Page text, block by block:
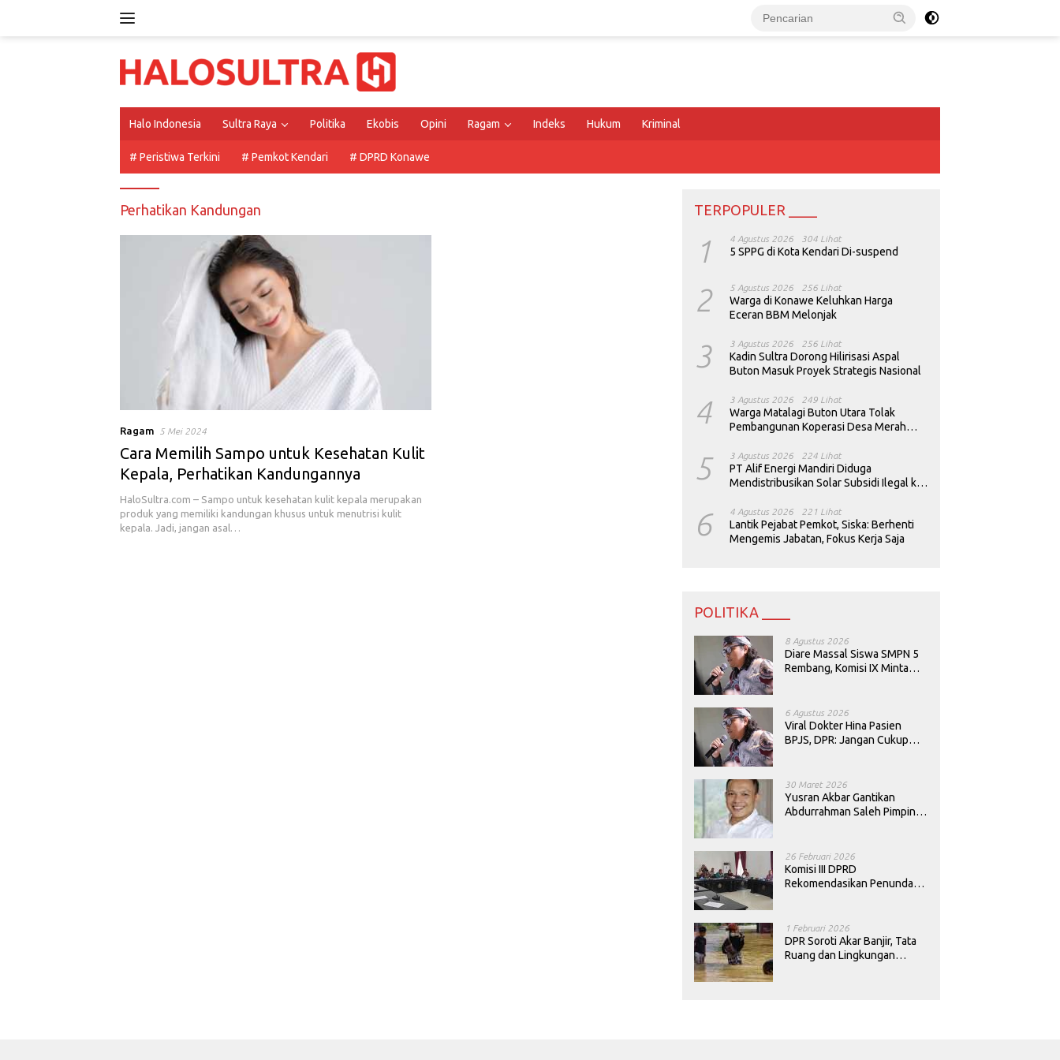
Halo Indonesia Sultra Raya Politika Ekobis Opini Ragam Indeks Hukum Kriminal
# Peristiwa Terkini # Pemkot Kendari # DPRD Konawe
Perhatikan Kandungan
Ragam 5 Mei 2024
Cara Memilih Sampo untuk Kesehatan Kulit
Kepala, Perhatikan Kandungannya
HaloSultra.com – Sampo untuk kesehatan kulit kepala merupakan
produk yang memiliki kandungan khusus untuk menutrisi kulit
kepala. Jadi, jangan asal…
TERPOPULER ____
1 4 Agustus 2026 304 Lihat
5 SPPG di Kota Kendari Di-suspend
2 5 Agustus 2026 256 Lihat
Warga di Konawe Keluhkan Harga
Eceran BBM Melonjak
3 3 Agustus 2026 256 Lihat
Kadin Sultra Dorong Hilirisasi Aspal
Buton Masuk Proyek Strategis Nasional
4 3 Agustus 2026 249 Lihat
Warga Matalagi Buton Utara Tolak
Pembangunan Koperasi Desa Merah
5 3 Agustus 2026 224 Lihat
PT Alif Energi Mandiri Diduga
Mendistribusikan Solar Subsidi Ilegal ke
6 4 Agustus 2026 221 Lihat
Lantik Pejabat Pemkot, Siska: Berhenti
Mengemis Jabatan, Fokus Kerja Saja
POLITIKA ____
8 Agustus 2026
Diare Massal Siswa SMPN 5
Rembang, Komisi IX Minta
6 Agustus 2026
Viral Dokter Hina Pasien
BPJS, DPR: Jangan Cukup
30 Maret 2026
Yusran Akbar Gantikan
Abdurrahman Saleh Pimpin
26 Februari 2026
Komisi III DPRD
Rekomendasikan Penundaan
1 Februari 2026
DPR Soroti Akar Banjir, Tata
Ruang dan Lingkungan